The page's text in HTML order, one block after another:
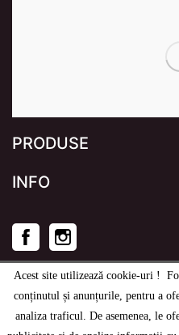
Acest site utilizează cookie-uri !
conținutul și anunțurile, pentru a
analiza traficul. De asemenea, le
PRODUSE
INFO
Facebook
© 2020 -2026e-stage.ro- Toate